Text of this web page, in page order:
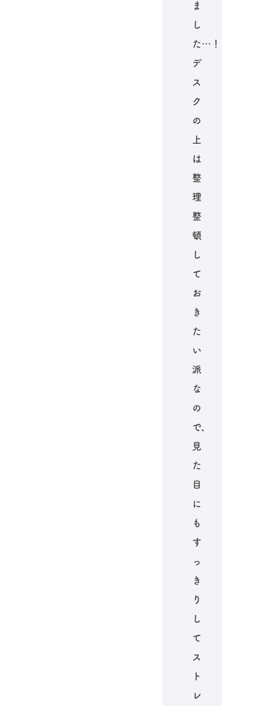
ま
し
た…！
デ
ス
ク
の
上
は
整
理
整
頓
し
て
お
き
た
い
派
な
の
で、
見
た
目
に
も
す
っ
き
り
し
て
ス
ト
レ